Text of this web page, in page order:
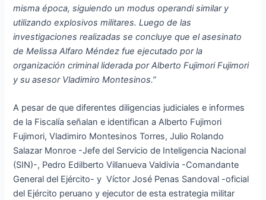
misma época, siguiendo un modus operandi similar y
utilizando explosivos militares. Luego de las
investigaciones realizadas se concluye que el asesinato
de Melissa Alfaro Méndez fue ejecutado por la
organización criminal liderada por Alberto Fujimori Fujimori
y su asesor Vladimiro Montesinos.”
A pesar de que diferentes diligencias judiciales e informes
de la Fiscalía señalan e identifican a Alberto Fujimori
Fujimori, Vladimiro Montesinos Torres, Julio Rolando
Salazar Monroe -Jefe del Servicio de Inteligencia Nacional
(SIN)-, Pedro Edilberto Villanueva Valdivia -Comandante
General del Ejército- y Víctor José Penas Sandoval -oficial
del Ejército peruano y ejecutor de esta estrategia militar